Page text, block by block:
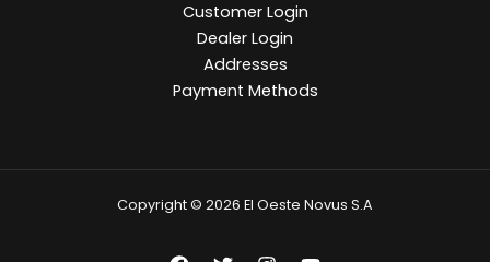
Customer Login
Dealer Login
Addresses
Payment Methods
Copyright © 2026 El Oeste Novus S.A